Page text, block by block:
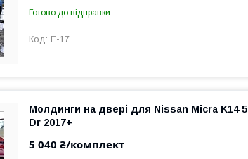
Готово до відправки
F-17
Молдинги на двері для Nissan Micra K14 5
Dr 2017+
5 040 ₴/комплект